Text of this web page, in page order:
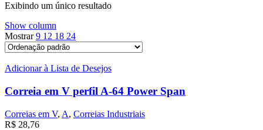
Exibindo um único resultado
Show column
Mostrar9 12 18 24
Adicionar à Lista de Desejos
Correia em V perfil A-64 Power Span
Correias em V, A, Correias Industriais
R$ 28,76